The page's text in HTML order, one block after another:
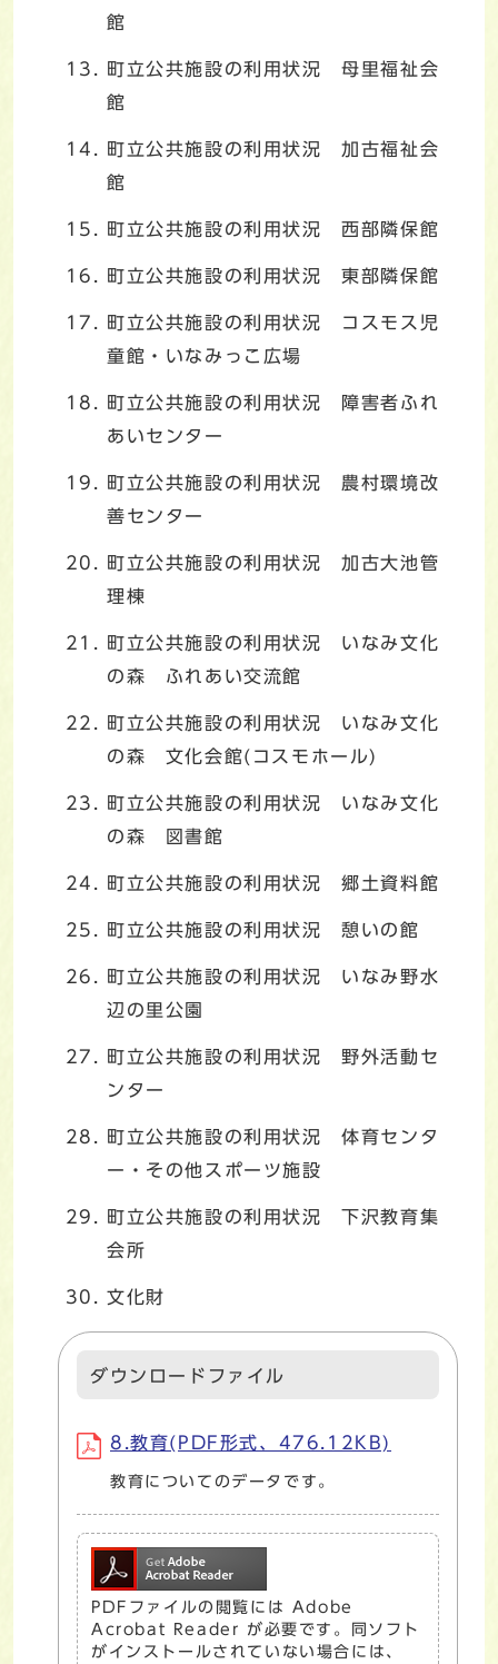
館
町立公共施設の利用状況 母里福祉会
館
町立公共施設の利用状況 加古福祉会
館
町立公共施設の利用状況 西部隣保館
町立公共施設の利用状況 東部隣保館
町立公共施設の利用状況 コスモス児
童館・いなみっこ広場
町立公共施設の利用状況 障害者ふれ
あいセンター
町立公共施設の利用状況 農村環境改
善センター
町立公共施設の利用状況 加古大池管
理棟
町立公共施設の利用状況 いなみ文化
の森 ふれあい交流館
町立公共施設の利用状況 いなみ文化
の森 文化会館(コスモホール)
町立公共施設の利用状況 いなみ文化
の森 図書館
町立公共施設の利用状況 郷土資料館
町立公共施設の利用状況 憩いの館
町立公共施設の利用状況 いなみ野水
辺の里公園
町立公共施設の利用状況 野外活動セ
ンター
町立公共施設の利用状況 体育センタ
ー・その他スポーツ施設
町立公共施設の利用状況 下沢教育集
会所
文化財
ダウンロードファイル
8.教育(PDF形式、476.12KB)
教育についてのデータです。
PDFファイルの閲覧には Adobe
Acrobat Reader が必要です。同ソフト
がインストールされていない場合には、